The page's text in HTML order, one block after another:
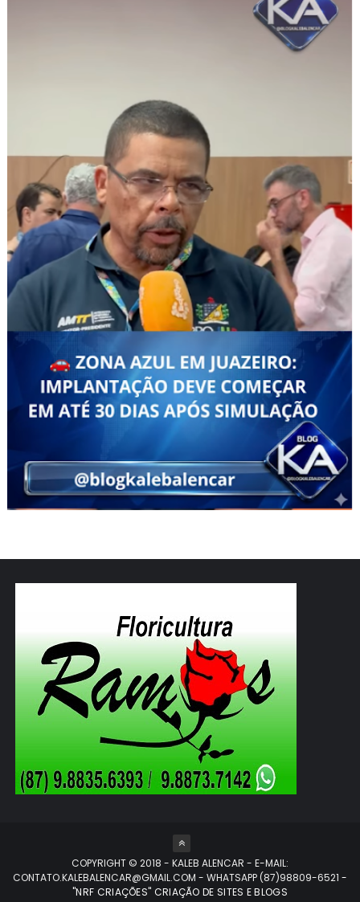
COPYRIGHT © 2018 - KALEB ALENCAR - E-MAIL:
CONTATO.KALEBALENCAR@GMAIL.COM - WHATSAPP (87)98809-6521 -
"NRF CRIAÇÕES" CRIAÇÃO DE SITES E BLOGS